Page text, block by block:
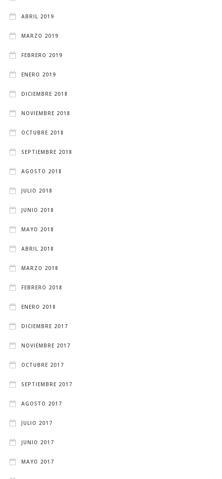
ABRIL 2019
MARZO 2019
FEBRERO 2019
ENERO 2019
DICIEMBRE 2018
NOVIEMBRE 2018
OCTUBRE 2018
SEPTIEMBRE 2018
AGOSTO 2018
JULIO 2018
JUNIO 2018
MAYO 2018
ABRIL 2018
MARZO 2018
FEBRERO 2018
ENERO 2018
DICIEMBRE 2017
NOVIEMBRE 2017
OCTUBRE 2017
SEPTIEMBRE 2017
AGOSTO 2017
JULIO 2017
JUNIO 2017
MAYO 2017